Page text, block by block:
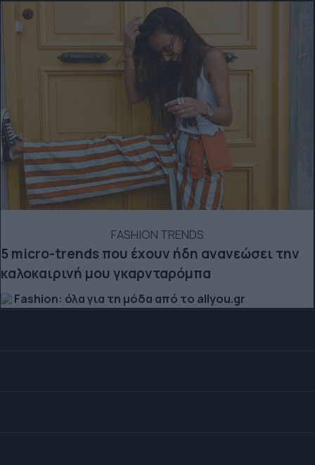
FASHION TRENDS
5 micro-trends που έχουν ήδη ανανεώσει την
καλοκαιρινή μου γκαρνταρόμπα
Fashion: όλα για τη μόδα από το allyou.gr